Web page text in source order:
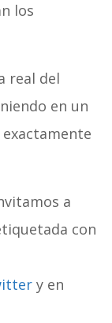
los
real del
en un
a
con
y en